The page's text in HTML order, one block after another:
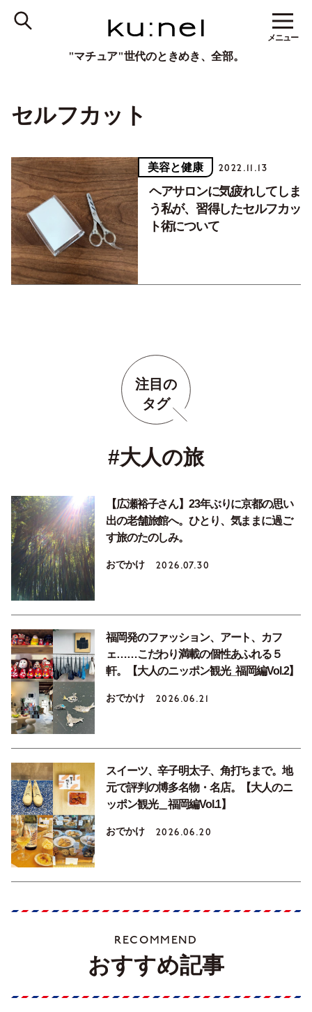
"マチュア"世代のときめき、全部。
メニュー
セルフカット
美容と健康 2022.11.13
ヘアサロンに気疲れしてしま
う私が、習得したセルフカッ
ト術について
注目の
タグ
#大人の旅
【広瀬裕子さん】23年ぶりに京都の思い
出の老舗旅館へ。ひとり、気ままに過ご
す旅のたのしみ。
おでかけ 2026.07.30
福岡発のファッション、アート、カフ
ェ……こだわり満載の個性あふれる５
軒。【大人のニッポン観光_福岡編Vol.2】
おでかけ 2026.06.21
スイーツ、辛子明太子、角打ちまで。地
元で評判の博多名物・名店。【大人のニ
ッポン観光＿福岡編Vol.1】
おでかけ 2026.06.20
RECOMMEND
おすすめ記事